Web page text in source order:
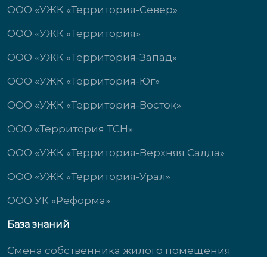
ООО «УЖК «Территория-Север»
ООО «УЖК «Территория»
ООО «УЖК «Территория-Запад»
ООО «УЖК «Территория-Юг»
ООО «УЖК «Территория-Восток»
ООО «Территория ТСН»
ООО «УЖК «Территория-Верхняя Салда»
ООО «УЖК «Территория-Урал»
ООО УК «Реформа»
База знаний
Смена собственника жилого помещения